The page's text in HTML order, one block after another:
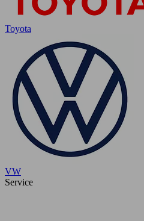
Toyota
VW
Service